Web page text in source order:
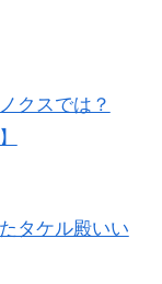
クスでは？
タケル殿いい